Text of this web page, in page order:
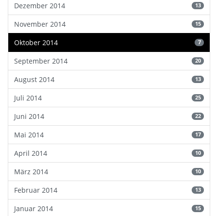
Dezember 2014
13
November 2014 15
Oktober 2014 7
September 2014 20
August 2014 13
Juli 2014 25
Juni 2014 22
Mai 2014 17
April 2014 10
März 2014 10
Februar 2014 13
Januar 2014 15